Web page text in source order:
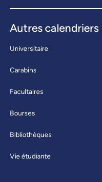
Autres calendriers
Universitaire
Carabins
Facultaires
Bourses
Bibliothèques
Vie étudiante